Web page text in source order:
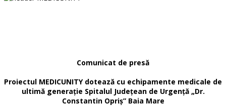
Comunicat de presă
Proiectul MEDICUNITY dotează cu echipamente medicale de
ultimă generație Spitalul Județean de Urgență „Dr.
Constantin Opriș” Baia Mare